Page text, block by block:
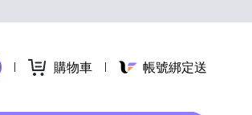
購物車 帳號綁定送